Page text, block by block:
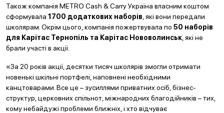
Також компанія METRO Cash & Carry Україна власним коштом
сформувала 1700 додаткових наборів , які вони передали
школярам. Окрім цього, компанія пожертвувала по 50 наборів
для Карітас Тернопіль та Карітас Нововолинськ , які не
брали участі в акції.
«За 20 років акції, десятки тисяч школярів змогли отримати
новенькі шкільні портфелі, наповнені необхідними
канцтоварами. Все це – зусиллями приватних осіб, бізнес-
структур, церковних спільнот, міжнародних благодійників – тих,
кому небайдужі проблеми ближніх, і хто відчуває